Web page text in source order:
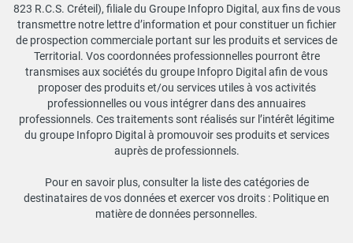
823 R.C.S. Créteil), filiale du Groupe Infopro Digital, aux fins de vous
transmettre notre lettre d’information et pour constituer un fichier
de prospection commerciale portant sur les produits et services de
Territorial. Vos coordonnées professionnelles pourront être
transmises aux sociétés du groupe Infopro Digital afin de vous
proposer des produits et/ou services utiles à vos activités
professionnelles ou vous intégrer dans des annuaires
professionnels. Ces traitements sont réalisés sur l’intérêt légitime
du groupe Infopro Digital à promouvoir ses produits et services
auprès de professionnels.
Pour en savoir plus, consulter la liste des catégories de
destinataires de vos données et exercer vos droits : Politique en
matière de données personnelles.